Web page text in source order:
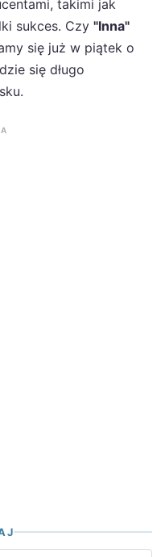
takimi jak
sukces. Czy "Inna"
się już w piątek o
się długo